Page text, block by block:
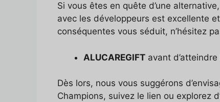
Si vous êtes en quête d’une
avec les développeurs est excellente
conséquentes vous séduit, n’hésitez
ALUCAREGIFT avant
Dès lors, nous vous suggérons
Champions, suivez le lien ou explorez